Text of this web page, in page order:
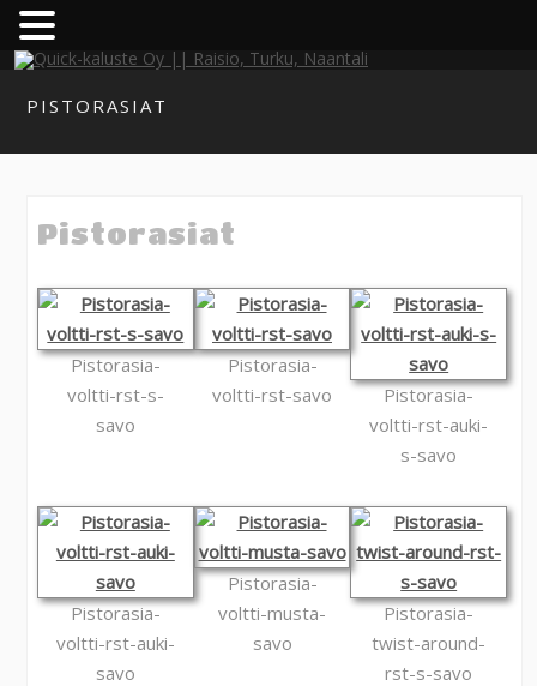
PISTORASIAT
Pistorasiat
Pistorasia-
voltti-rst-s-
savo
Pistorasia-
voltti-rst-savo
Pistorasia-
voltti-rst-auki-
s-savo
Pistorasia-
voltti-rst-auki-
savo
Pistorasia-
voltti-musta-
savo
Pistorasia-
twist-around-
rst-s-savo